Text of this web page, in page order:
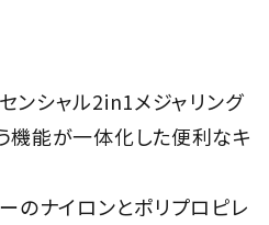
ンシャル2in1メジャリング
機能が一体化した便利なキ
のナイロンとポリプロピレ